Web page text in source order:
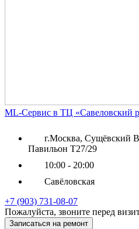
ML-Сервис в ТЦ «Савеловский
г.Москва, Сущёвский
Павильон Т27/29
10:00 - 20:00
Савёловская
+7 (903) 731-08-07
Пожалуйста, звоните перед
Записаться на ремонт